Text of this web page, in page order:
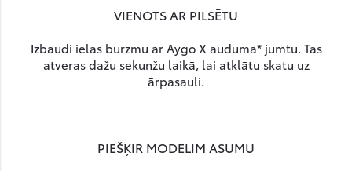
VIENOTS AR PILSĒTU
Izbaudi ielas burzmu ar Aygo X auduma* jumtu. Tas
atveras dažu sekunžu laikā, lai atklātu skatu uz
ārpasauli.
PIEŠĶIR MODELIM ASUMU